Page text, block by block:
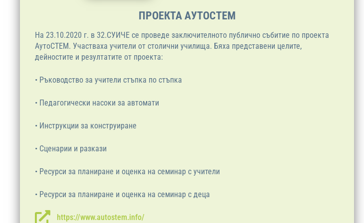
ПРОЕКТА АУТОСТЕМ
На 23.10.2020 г. в 32.СУИЧЕ се проведе заключителното публично събитие по проекта
АутоСТЕМ. Участваха учители от столични училища. Бяха представени целите,
дейностите и резултатите от проекта:
• Ръководство за учители стъпка по стъпка
• Педагогически насоки за автомати
• Инструкции за конструиране
• Сценарии и разкази
• Ресурси за планиране и оценка на семинар с учители
• Ресурси за планиране и оценка на семинар с деца
https://www.autostem.info/